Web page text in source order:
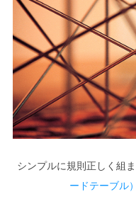
シンプルに規則正しく組ま
ードテーブル）